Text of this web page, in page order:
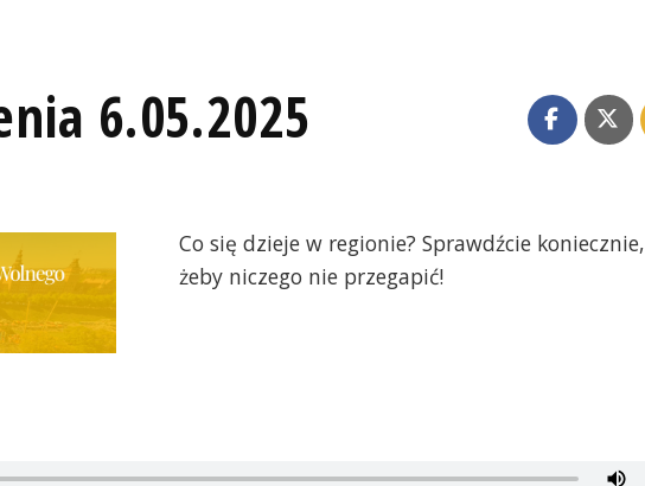
6.05.2025
Co się dzieje w regionie? Sprawdźcie koniecznie,
żeby niczego nie przegapić!